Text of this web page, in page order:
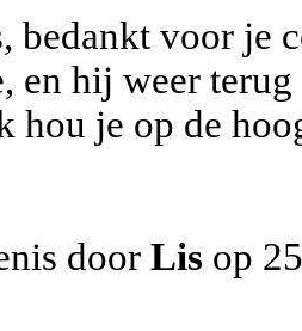
bedankt voor je
en hij weer
hou je op de
door Lis op